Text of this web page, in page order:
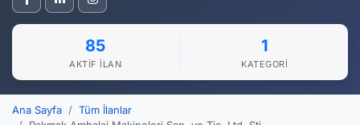
85
AKTIF İLAN
1
KATEGORI
Ana Sayfa
Tüm İlanlar